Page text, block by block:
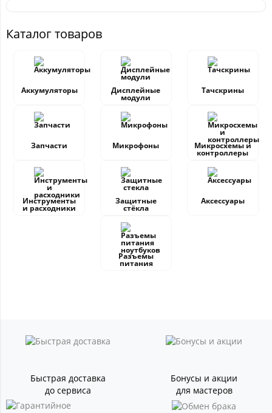
Каталог товаров
Аккумуляторы Дисплейные
модули
Тачскрины
Запчасти Микрофоны Микросхемы и
контроллеры
Инструменты
и расходники
Защитные
стёкла
Аксессуары
Разъемы
питания
Быстрая доставка
до сервиса
Бонусы и акции
для мастеров